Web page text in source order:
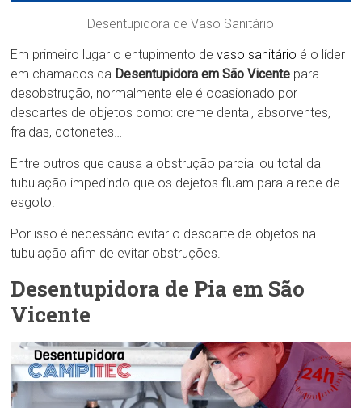
Desentupidora de Vaso Sanitário
Em primeiro lugar o entupimento devaso sanitário é o líder
em chamados da Desentupidora em São Vicente para
desobstrução, normalmente ele é ocasionado por
descartes de objetos como: creme dental, absorventes,
fraldas, cotonetes…
Entre outros que causa a obstrução parcial ou total da
tubulação impedindo que os dejetos fluam para a rede de
esgoto.
Por isso é necessário evitar o descarte de objetos na
tubulação afim de evitar obstruções.
Desentupidora de Pia em São
Vicente